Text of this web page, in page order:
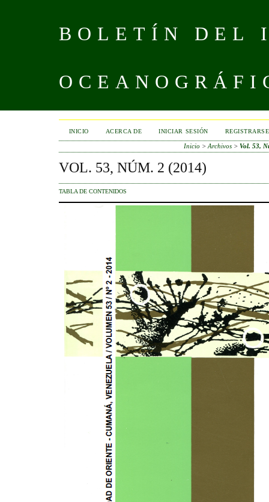
BOLETÍN DEL
INICIO ACERCA DE INICIAR SESIÓN REGISTRARSE
Inicio> Archivos> Vol. 53,
VOL. 53, NÚM. 2 (2014)
TABLA DE CONTENIDOS